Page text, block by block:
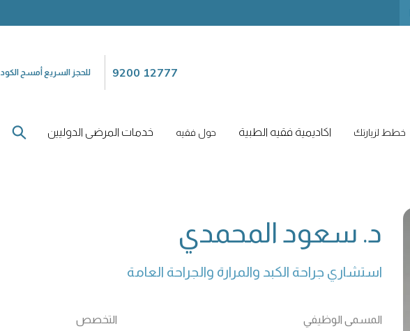
9200 12777 للحجز السريع أمسح الكود
خطط لزيارتك اكاديمية فقيه الطبية حول فقيه خدمات المرضى الدوليين
د. سعود المحمدي
استشاري جراحة الكبد والمرارة والجراحة العامة
المسمى الوظيفي
التخصص